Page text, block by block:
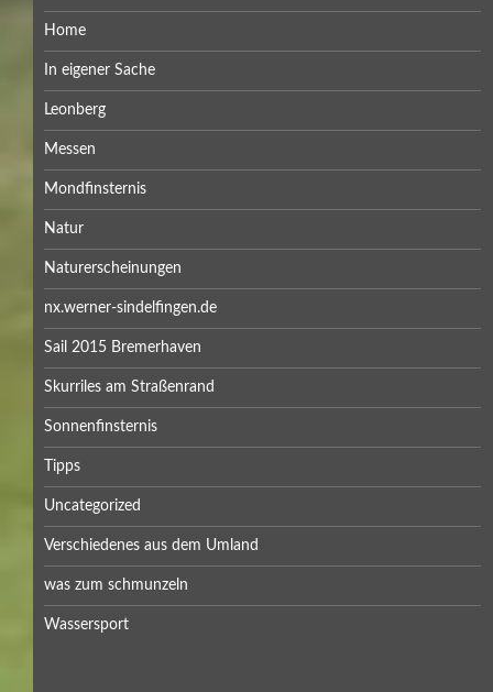
Home
In eigener Sache
Leonberg
Messen
Mondfinsternis
Natur
Naturerscheinungen
nx.werner-sindelfingen.de
Sail 2015 Bremerhaven
Skurriles am Straßenrand
Sonnenfinsternis
Tipps
Uncategorized
Verschiedenes aus dem Umland
was zum schmunzeln
Wassersport